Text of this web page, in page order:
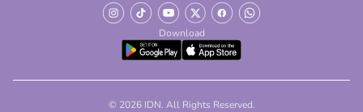
Download
© 2026 IDN. All Rights Reserved.